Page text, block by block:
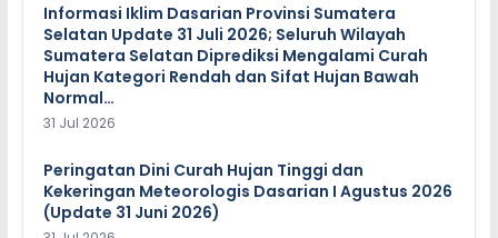
Informasi Iklim Dasarian Provinsi Sumatera
Selatan Update 31 Juli 2026; Seluruh Wilayah
Sumatera Selatan Diprediksi Mengalami Curah
Hujan Kategori Rendah dan Sifat Hujan Bawah
Normal…
31 Jul 2026
Peringatan Dini Curah Hujan Tinggi dan
Kekeringan Meteorologis Dasarian I Agustus 2026
(Update 31 Juni 2026)